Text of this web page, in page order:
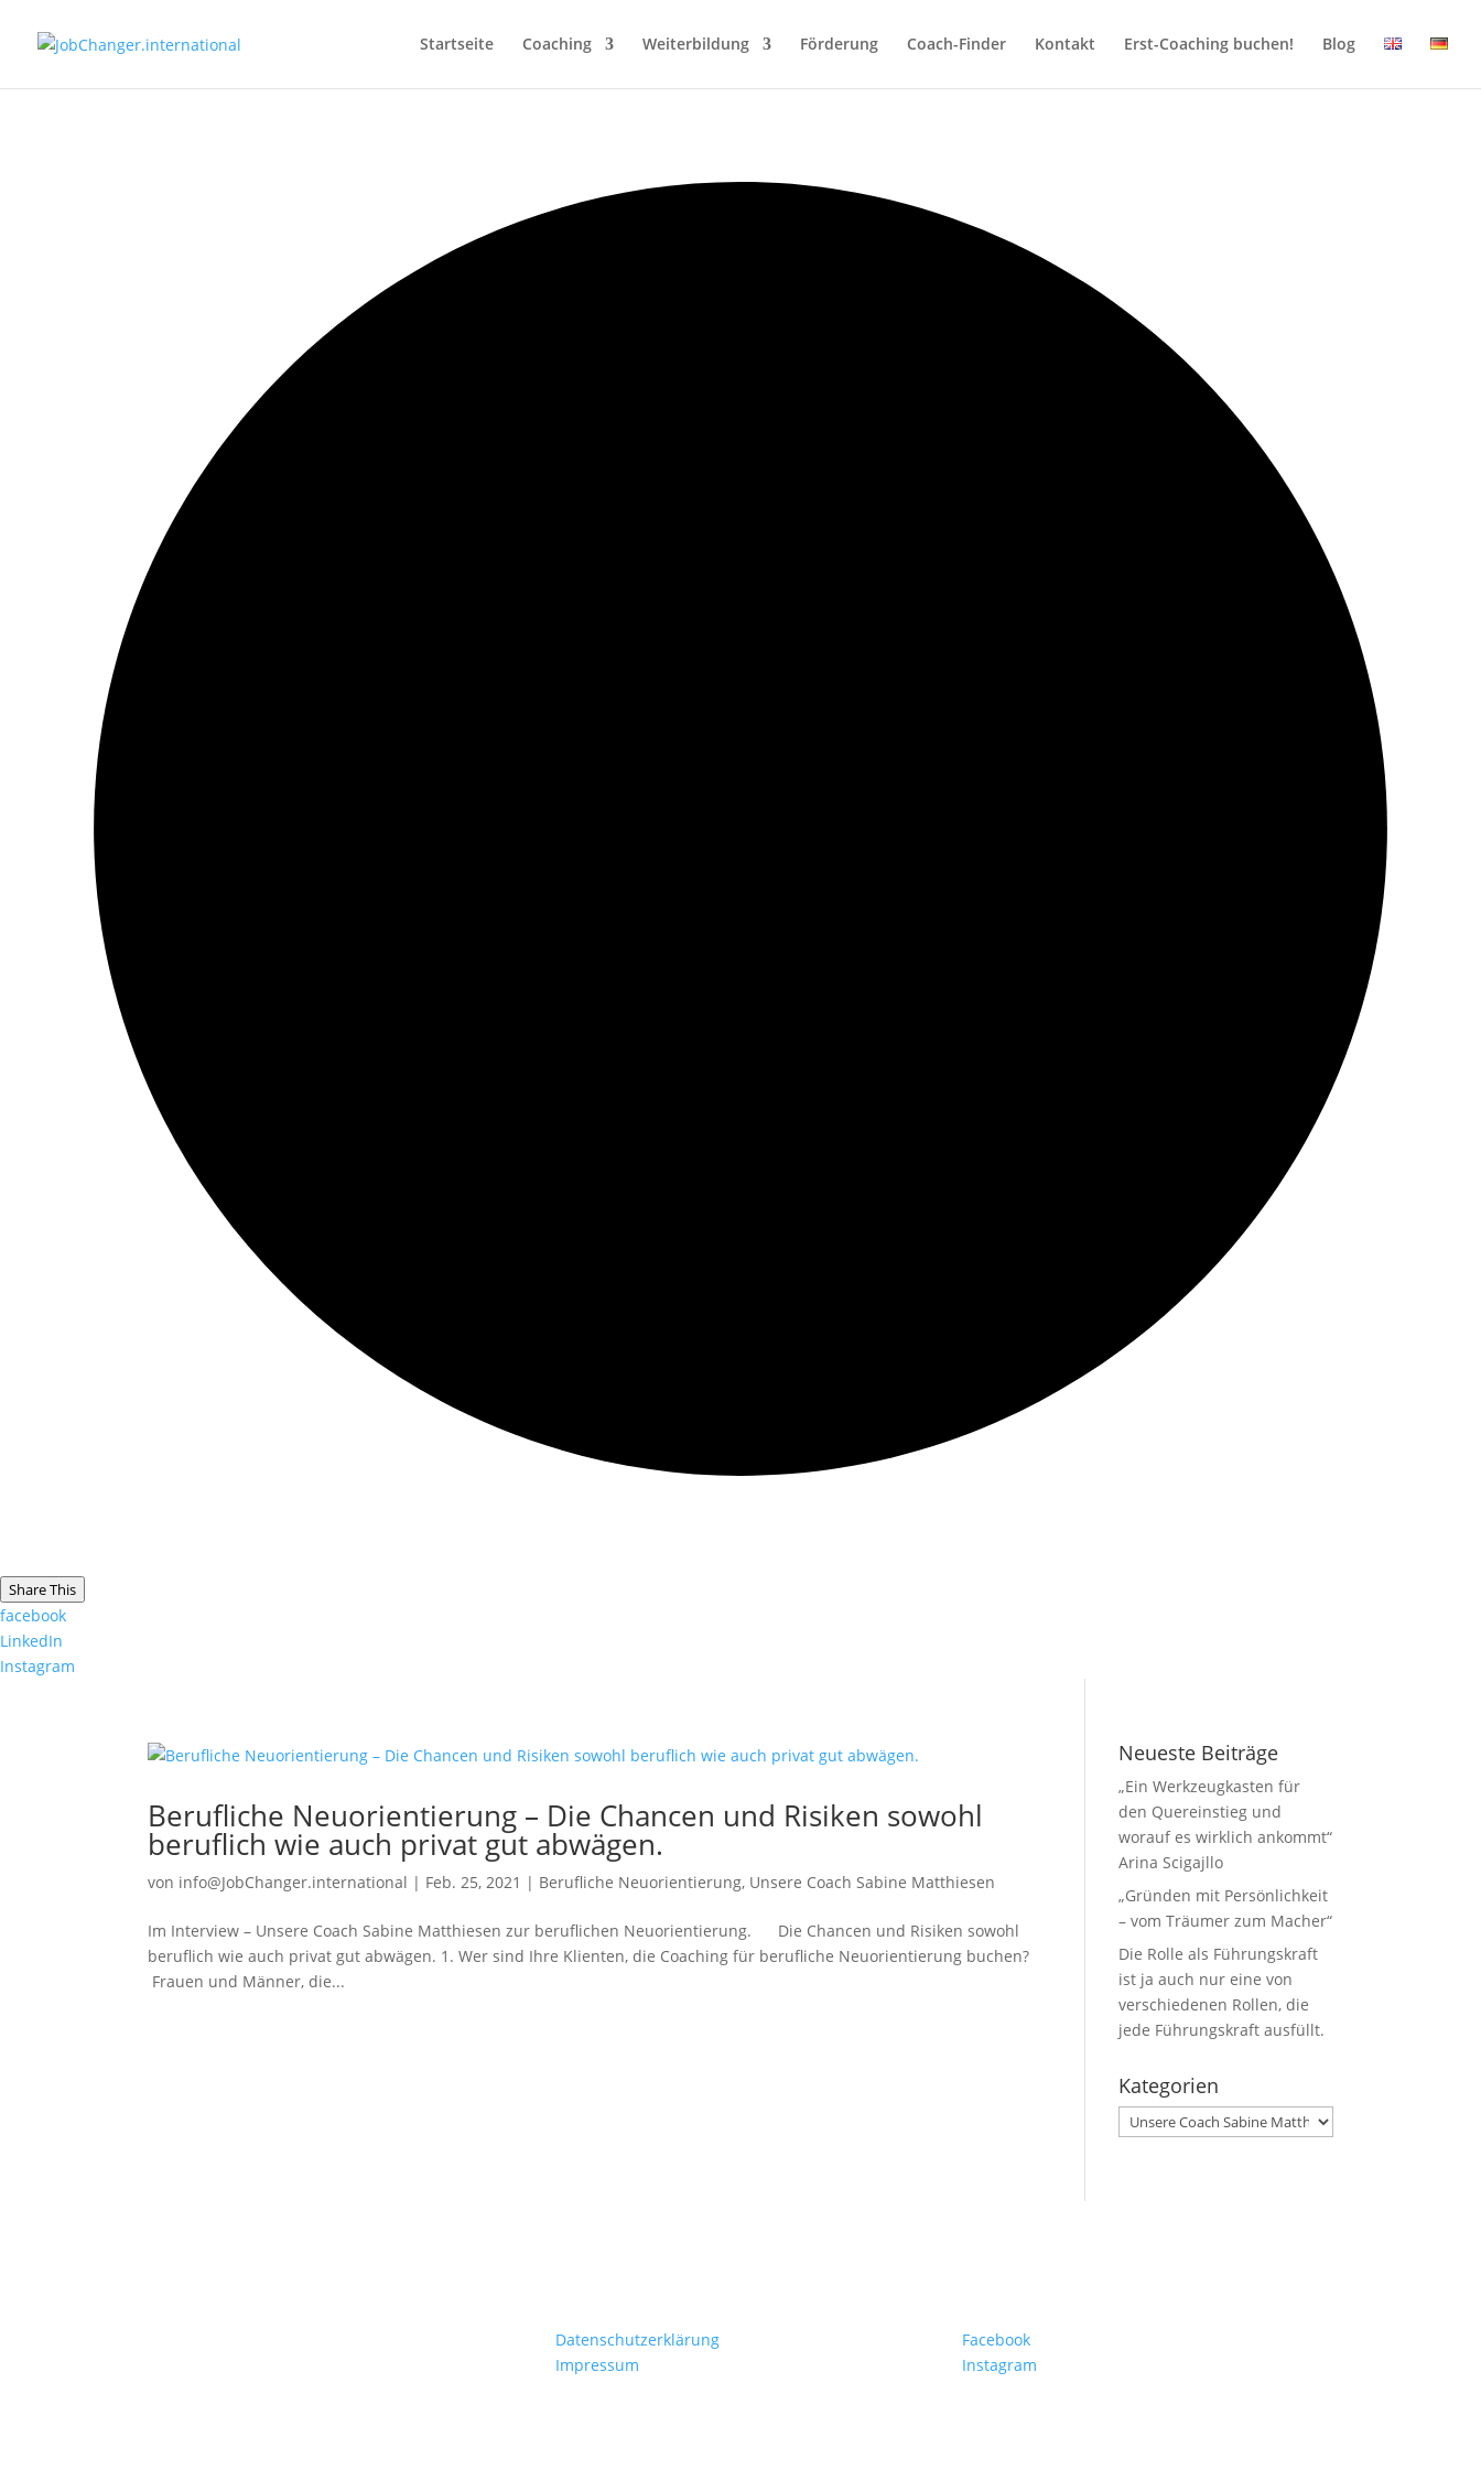
Share This
facebook
LinkedIn
Instagram
Startseite Coaching Weiterbildung Förderung Coach-Finder Kontakt Erst-Coaching buchen! Blog
Berufliche Neuorientierung – Die Chancen und Risiken sowohl
beruflich wie auch privat gut abwägen.
von info@JobChanger.international | Feb. 25, 2021 | Berufliche Neuorientierung, Unsere Coach Sabine Matthiesen
Im Interview – Unsere Coach Sabine Matthiesen zur beruflichen Neuorientierung. Die Chancen und Risiken sowohl
beruflich wie auch privat gut abwägen. 1. Wer sind Ihre Klienten, die Coaching für berufliche Neuorientierung buchen?
Frauen und Männer, die...
Neueste Beiträge
„Ein Werkzeugkasten für
den Quereinstieg und
worauf es wirklich ankommt“
Arina Scigajllo
„Gründen mit Persönlichkeit
– vom Träumer zum Macher“
Die Rolle als Führungskraft
ist ja auch nur eine von
verschiedenen Rollen, die
jede Führungskraft ausfüllt.
Kategorien
Kategorien
Datenschutzerklärung
Impressum
Facebook
Instagram